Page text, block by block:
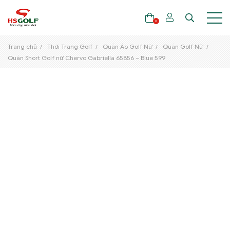
0
Trang chủ Thời Trang Golf Quần Áo Golf Nữ
Quần Golf Nữ
Quần Short Golf nữ Chervo Gabriella 65856 – Blue 599